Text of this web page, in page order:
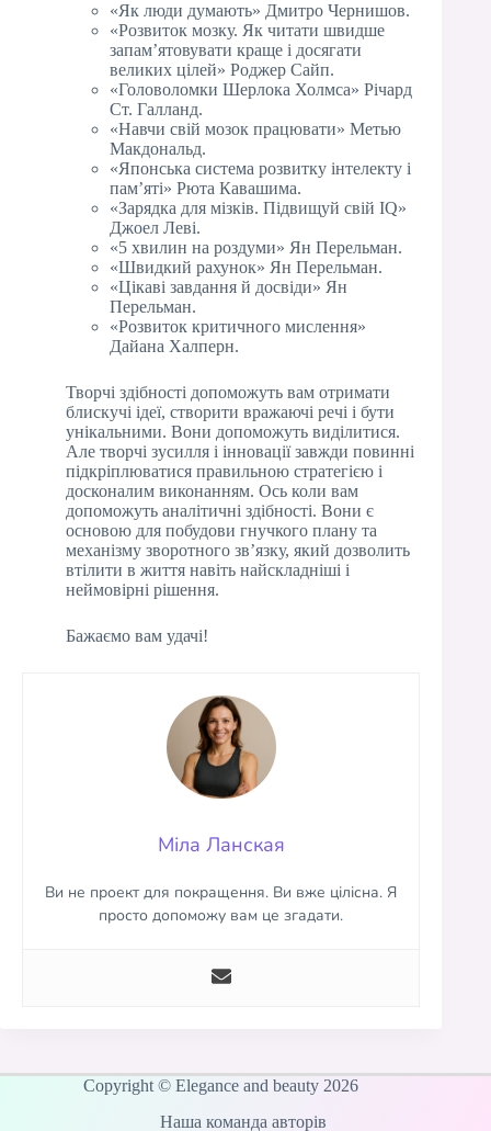
«Як люди думають» Дмитро Чернишов.
«Розвиток мозку. Як читати швидше
запам’ятовувати краще і досягати
великих цілей» Роджер Сайп.
«Головоломки Шерлока Холмса» Річард
Ст. Галланд.
«Навчи свій мозок працювати» Метью
Макдональд.
«Японська система розвитку інтелекту і
пам’яті» Рюта Кавашима.
«Зарядка для мізків. Підвищуй свій IQ»
Джоел Леві.
«5 хвилин на роздуми» Ян Перельман.
«Швидкий рахунок» Ян Перельман.
«Цікаві завдання й досвіди» Ян
Перельман.
«Розвиток критичного мислення»
Дайана Халперн.
Творчі здібності допоможуть вам отримати
блискучі ідеї, створити вражаючі речі і бути
унікальними. Вони допоможуть виділитися.
Але творчі зусилля і інновації завжди повинні
підкріплюватися правильною стратегією і
досконалим виконанням. Ось коли вам
допоможуть аналітичні здібності. Вони є
основою для побудови гнучкого плану та
механізму зворотного зв’язку, який дозволить
втілити в життя навіть найскладніші і
неймовірні рішення.
Бажаємо вам удачі!
Міла Ланская
Ви не проект для покращення. Ви вже цілісна. Я
просто допоможу вам це згадати.
Copyright © Elegance and beauty 2026
Наша команда авторів